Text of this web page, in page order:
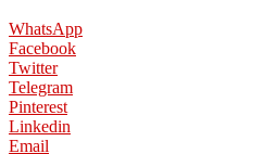
WhatsApp
Facebook
Twitter
Telegram
Pinterest
Linkedin
Email